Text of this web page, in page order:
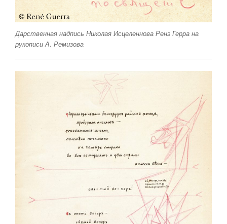
Дарственная надпись Николая Исцеленнова Ренэ Герра на
рукописи А. Ремизова